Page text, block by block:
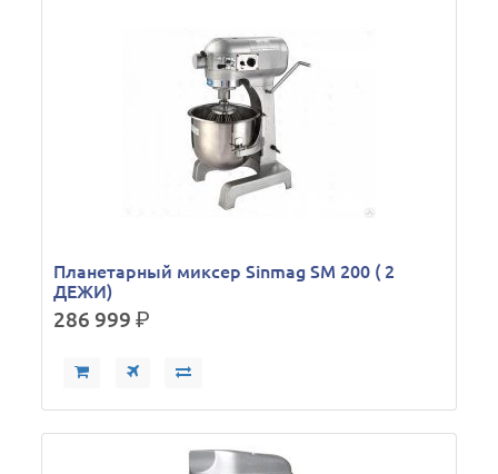
Планетарный миксер Sinmag SM 200 ( 2
ДЕЖИ)
286 999р.